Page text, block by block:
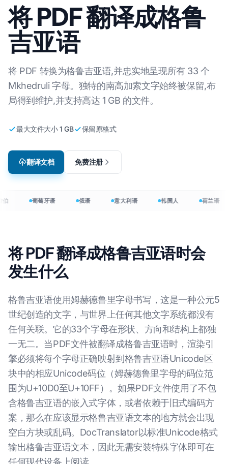
将 PDF 翻译成格鲁
吉亚语
将 PDF 转换为格鲁吉亚语,并忠实地呈现所有 33 个
Mkhedruli 字母。独特的南高加索文字始终被保留,布
局得到维护,并支持高达 1 GB 的文件。
最大文件大小 1 GB 保留原格式
翻译文档 免费注册
葡萄牙语 俄语 意大利语 韩国人 荷兰语
将 PDF 翻译成格鲁吉亚语时会
发生什么
格鲁吉亚语使用姆赫德鲁里字母书写，这是一种公元5
世纪创造的文字，与世界上任何其他文字系统都没有
任何关联。它的33个字母在形状、方向和结构上都独
一无二。当PDF文件被翻译成格鲁吉亚语时，渲染引
擎必须将每个字母正确映射到格鲁吉亚语Unicode区
块中的相应Unicode码位（姆赫德鲁里字母的码位范
围为U+10D0至U+10FF）。如果PDF文件使用了不包
含格鲁吉亚语的嵌入式字体，或者依赖于旧式编码方
案，那么在应该显示格鲁吉亚语文本的地方就会出现
空白方块或乱码。DocTranslator以标准Unicode格式
输出格鲁吉亚语文本，因此无需安装特殊字体即可在
任何现代设备上阅读。